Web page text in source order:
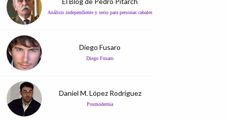
Análisis independiente y serio para personas cabales
Diego Fusaro
Diego Fusaro
Daniel M. López Rodríguez
Posmodernia